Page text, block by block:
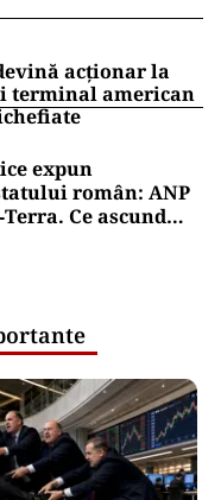
acționar la
terminal american
expun
român: ANP
Ce ascund